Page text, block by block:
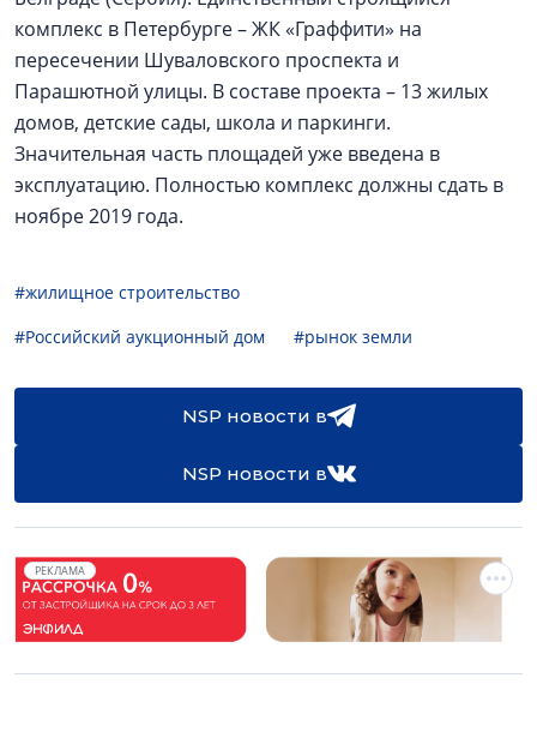
комплекс в Петербурге – ЖК «Граффити» на
пересечении Шуваловского проспекта и
Парашютной улицы. В составе проекта – 13 жилых
домов, детские сады, школа и паркинги.
Значительная часть площадей уже введена в
эксплуатацию. Полностью комплекс должны сдать в
ноябре 2019 года.
#жилищное строительство
#Российский аукционный дом
#рынок земли
NSP новости в
NSP новости в
РЕКЛАМА